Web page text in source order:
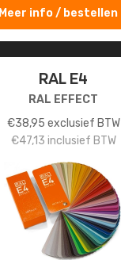
Meer info / bestellen
RAL E4
RAL EFFECT
€38,95 exclusief BTW
€47,13 inclusief BTW